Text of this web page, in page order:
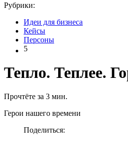
Рубрики:
Идеи для бизнеса
Кейсы
Персоны
5
Тепло. Теплее.
Прочтёте за 3 мин.
Герои нашего времени
Поделиться: